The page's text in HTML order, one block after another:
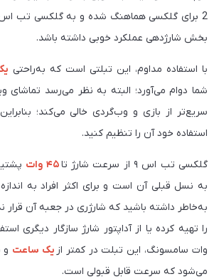
بخش شارژدهی عملکرد خوبی داشته باشد.
با استفاده مداوم، این تبلتی است که به‌راحتی
شما دوام می‌آورد؛ البته به‌ نظر می‌رسد تماشای
سریع‌تر از بازی و وب‌گردی خالی می‌کند؛
استفاده خود آن را تنظیم کنید.
گلکسی تب اس ۹ از سرعت شارژ تا
به نسل قبلی آن است و برای اکثر افراد به
به‌خاطر داشته باشید که شارژری در جعبه آن قرار
وات سامسونگ، این تبلت در کمتر از یک ساعت و
می‌شود که سرعت قابل قبولی است.